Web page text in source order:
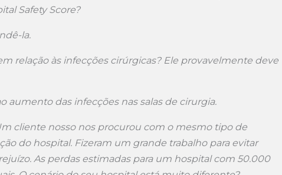
Safety Score?
la.
relação às infecções cirúrgicas? Ele provavelmente deve
aumento das infecções nas salas de cirurgia.
cliente nosso nos procurou com o mesmo tipo de
do hospital. Fizeram um grande trabalho para evitar
As perdas estimadas para um hospital com 50.000